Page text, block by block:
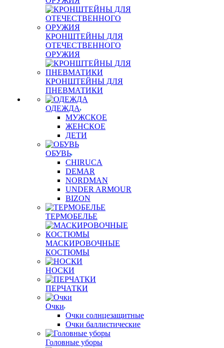
КРОНШТЕЙНЫ ДЛЯ
ОТЕЧЕСТВЕННОГО
ОРУЖИЯ
КРОНШТЕЙНЫ ДЛЯ
ПНЕВМАТИКИ
ОДЕЖДА
МУЖСКОЕ
ЖЕНСКОЕ
ДЕТИ
ОБУВЬ
CHIRUCA
DEMAR
NORDMAN
UNDER ARMOUR
BIZON
ТЕРМОБЕЛЬЕ
МАСКИРОВОЧНЫЕ
КОСТЮМЫ
НОСКИ
ПЕРЧАТКИ
Очки
Очки солнцезащитные
Очки баллистические
Головные уборы